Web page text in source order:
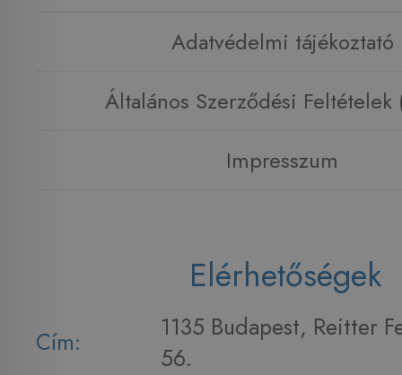
Adatvédelmi tájékoztató
Általános Szerződési Feltételek
Impresszum
Elérhetőségek
Cím:
1135 Budapest, Reitter
56.